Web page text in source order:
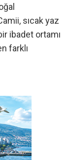
sıcak yaz
ibadet ortamı
farklı